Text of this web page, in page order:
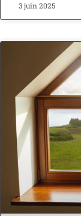
3 juin 2025